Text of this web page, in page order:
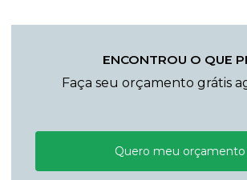
ENCONTROU O QUE
Faça seu orçamento grátis
Quero meu orçamento